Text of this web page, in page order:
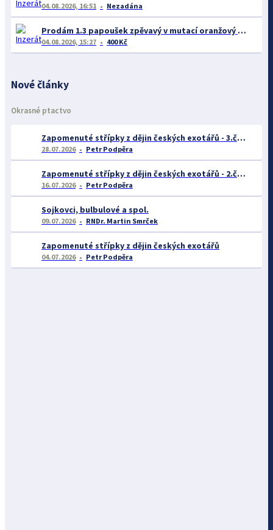
04.08.2026, 16:51 Nezadána
Prodám 1.3 papoušek zpěvavý v mutací oranžový opalin rok 26
04.08.2026, 15:27 400 Kč
Nové články
Okrasné ptactvo
Zapomenuté střípky z dějin českých exotářů - 3.část
28.07.2026 Petr Podpěra
Zapomenuté střípky z dějin českých exotářů - 2.část
16.07.2026 Petr Podpěra
Sojkovci, bulbulové a spol.
09.07.2026 RNDr. Martin Smrček
Zapomenuté střípky z dějin českých exotářů
04.07.2026 Petr Podpěra